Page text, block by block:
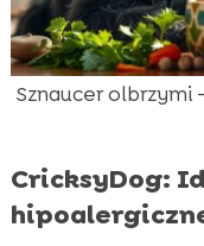
Sznaucer olbrzymi
CricksyDog: